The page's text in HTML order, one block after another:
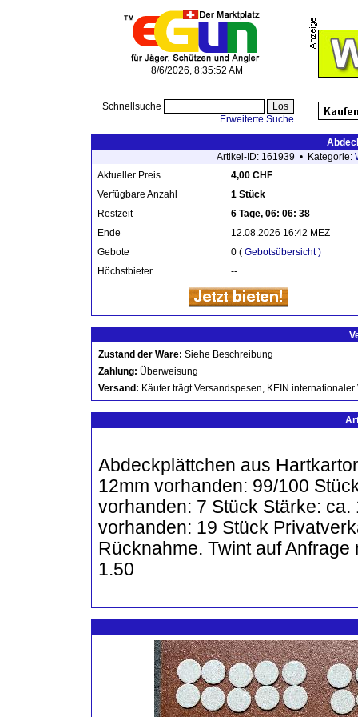
8/6/2026, 8:35:52 AM
Schnellsuche
Erweiterte Suche
Artikel-ID: 161939 • Kategorie:
Aktueller Preis
4,00 CHF
Verfügbare Anzahl
1 Stück
Restzeit
6 Tage, 06: 06: 38
Ende
12.08.2026 16:42 MEZ
Gebote
0 ( Gebotsübersicht )
Höchstbieter
--
Zustand der Ware: Siehe Beschreibung
Zahlung: Überweisung
Versand: Käufer trägt Versandspesen, KEIN internationaler
Abdeckplättchen aus
12mm vorhanden: 99/100
vorhanden: 7 Stück Stärke:
vorhanden: 19 Stück
Rücknahme. Twint auf
1.50